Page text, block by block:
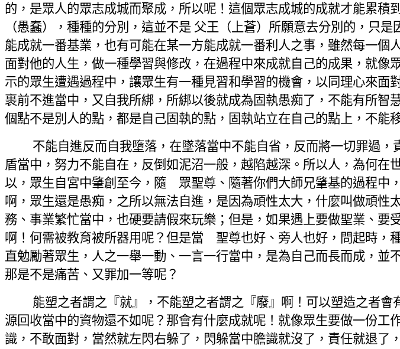
的，是眾人的眾志成城而聚成，所以呢！這個眾志成城的成就才能累積
（愚蠢），種種的分別，這並不是 父王（上蒼）所願意去分別的，只
能成就一番基業，也有可能在某一方能成就一番利人之事，雖然每一
面對他的人生，做一種學習與修改，在過程中來成就自己的成果，就像
示的眾生遭遇過程中，讓眾生有一種見習和學習的機會，以同理心來面
裹前不進當中，又自我所綁，所綁以後就成為固執愚痴了，不能有所
個點不是別人的點，都是自己固執的點，固執站立在自己的點上，不能
不能自進反而自我墮落，在墜落當中不能自省，反而將一切罪過，
盾當中，努力不能自在，反倒如泥沼一般，越陷越深。所以人，為何
以，眾生自宮中肇創至今，隨 眾聖尊、隨著你們大師兄肇基的過程中
啊，眾生還是愚痴，之所以無法自進，是因為頑性太大，什麼叫做頑性
務、事業繁忙當中，也硬要請假來玩樂；但是，如果遇上要做聖業、
啊！何需被教育被所器用呢？但是當 聖尊也好、旁人也好，問起時
直勉勵著眾生，人之一舉一動、一言一行當中，是為自己而長而成，
那是不是痛苦、又罪加一等呢？
能塑之者謂之『就』，不能塑之者謂之『廢』啊！可以塑造之者
源回收當中的資物還不如呢？那會有什麼成就呢！就像眾生要做一份
識，不敢面對，當然就左閃右躲了，閃躲當中膽識就沒了，責任就退